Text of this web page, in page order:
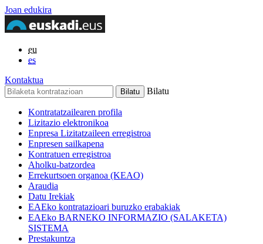
Joan edukira
eu
es
Kontaktua
Bilatu
Kontratatzailearen profila
Lizitazio elektronikoa
Enpresa Lizitatzaileen erregistroa
Enpresen sailkapena
Kontratuen erregistroa
Aholku-batzordea
Errekurtsoen organoa (KEAO)
Araudia
Datu Irekiak
EAEko kontratazioari buruzko erabakiak
EAEko BARNEKO INFORMAZIO (SALAKETA)
SISTEMA
Prestakuntza